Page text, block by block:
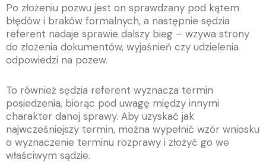
Po złożeniu pozwu jest on sprawdzany pod kątem
błędów i braków formalnych, a następnie sędzia
referent nadaje sprawie dalszy bieg – wzywa strony
do złożenia dokumentów, wyjaśnień czy udzielenia
odpowiedzi na pozew.
To również sędzia referent wyznacza termin
posiedzenia, biorąc pod uwagę między innymi
charakter danej sprawy. Aby uzyskać jak
najwcześniejszy termin, można wypełnić wzór wniosku
o wyznaczenie terminu rozprawy i złożyć go we
właściwym sądzie.